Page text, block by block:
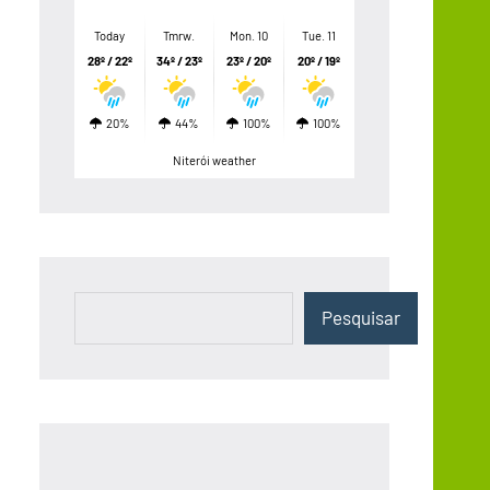
Today
28º / 22º
20%
Tmrw.
34º / 23º
44%
Mon. 10
23º / 20º
100%
Tue. 11
20º / 19º
100%
Niterói weather
Pesquisar